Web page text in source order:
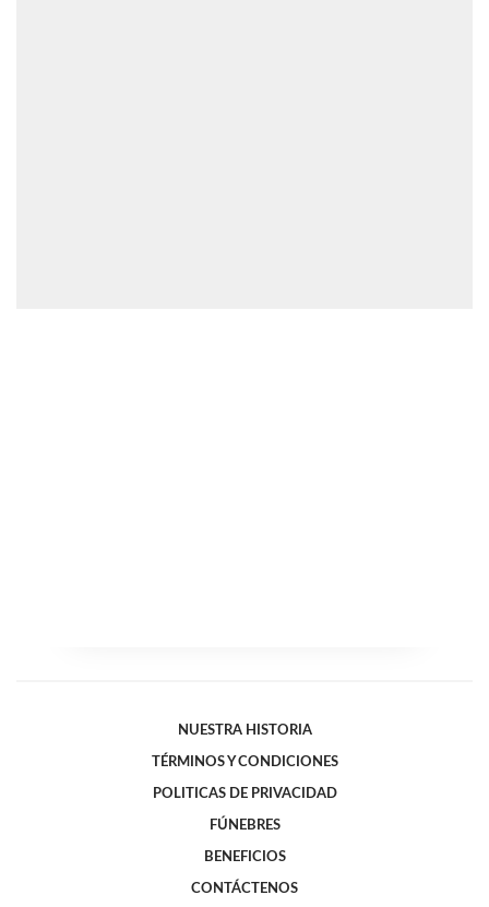
NUESTRA HISTORIA
TÉRMINOS Y CONDICIONES
POLITICAS DE PRIVACIDAD
FÚNEBRES
BENEFICIOS
CONTÁCTENOS